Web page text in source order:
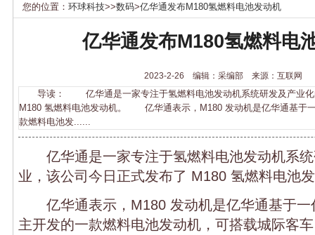
您的位置： 环球科技>>数码>亿华通发布M180氢燃料电池发动机
亿华通发布M180氢燃料电
2023-2-26 编辑：采编部 来源：互联网
导读： 亿华通是一家专注于氢燃料电池发动机系统研发及产业化
M180 氢燃料电池发动机。 亿华通表示，M180 发动机是亿华通基于
款燃料电池发......
亿华通是一家专注于氢燃料电池发动机系统
业，该公司今日正式发布了 M180 氢燃料电池
亿华通表示，M180 发动机是亿华通基于一
主开发的一款燃料电池发动机，可搭载城际客